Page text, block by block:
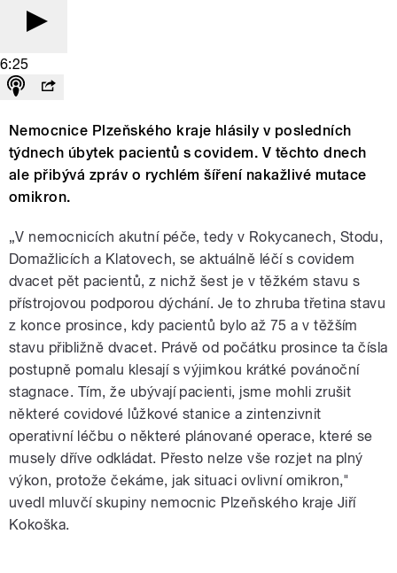
6:25
Nemocnice Plzeňského kraje hlásily v posledních
týdnech úbytek pacientů s covidem. V těchto dnech
ale přibývá zpráv o rychlém šíření nakažlivé mutace
omikron.
„V nemocnicích akutní péče, tedy v Rokycanech, Stodu,
Domažlicích a Klatovech, se aktuálně léčí s covidem
dvacet pět pacientů, z nichž šest je v těžkém stavu s
přístrojovou podporou dýchání. Je to zhruba třetina stavu
z konce prosince, kdy pacientů bylo až 75 a v těžším
stavu přibližně dvacet. Právě od počátku prosince ta čísla
postupně pomalu klesají s výjimkou krátké povánoční
stagnace. Tím, že ubývají pacienti, jsme mohli zrušit
některé covidové lůžkové stanice a zintenzivnit
operativní léčbu o některé plánované operace, které se
musely dříve odkládat. Přesto nelze vše rozjet na plný
výkon, protože čekáme, jak situaci ovlivní omikron,"
uvedl mluvčí skupiny nemocnic Plzeňského kraje Jiří
Kokoška.